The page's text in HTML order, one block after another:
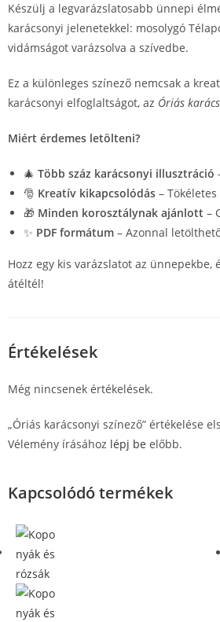
Készülj a legvarázslatosabb ünnepi
karácsonyi jelenetekkel: mosolygó
vidámságot varázsolva a szívedbe.
Ez a különleges színező nemcsak a
karácsonyi elfoglaltságot, az Óriás
Miért érdemes letölteni?
🎄 Több száz karácsonyi illusztráció
🎅 Kreatív kikapcsolódás –
🎁 Minden korosztálynak ajánlott –
✨ PDF formátum – Azonnal
Hozz egy kis varázslatot az
átéltél!
Értékelések
Még nincsenek értékelések.
„Óriás karácsonyi színező” értékelése
Vélemény írásához lépj be előbb.
Kapcsolódó termékek